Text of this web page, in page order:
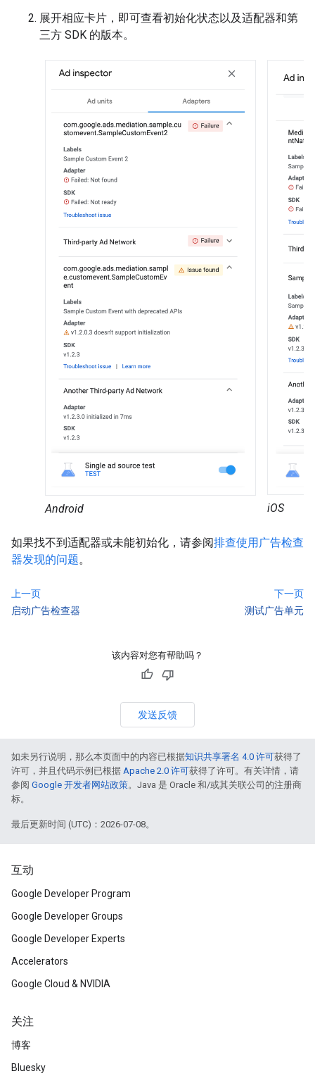
展开相应卡片，即可查看初始化状态以及适配器和第
三方 SDK 的版本。
Android iOS
如果找不到适配器或未能初始化，请参阅排查使用广告检查
器发现的问题。
上一页
启动广告检查器
下一页
测试广告单元
该内容对您有帮助吗？
发送反馈
如未另行说明，那么本页面中的内容已根据知识共享署名 4.0 许可获得了
许可，并且代码示例已根据 Apache 2.0 许可获得了许可。有关详情，请
参阅 Google 开发者网站政策。Java 是 Oracle 和/或其关联公司的注册商
标。
最后更新时间 (UTC)：2026-07-08。
互动
Google Developer Program
Google Developer Groups
Google Developer Experts
Accelerators
Google Cloud & NVIDIA
关注
博客
Bluesky